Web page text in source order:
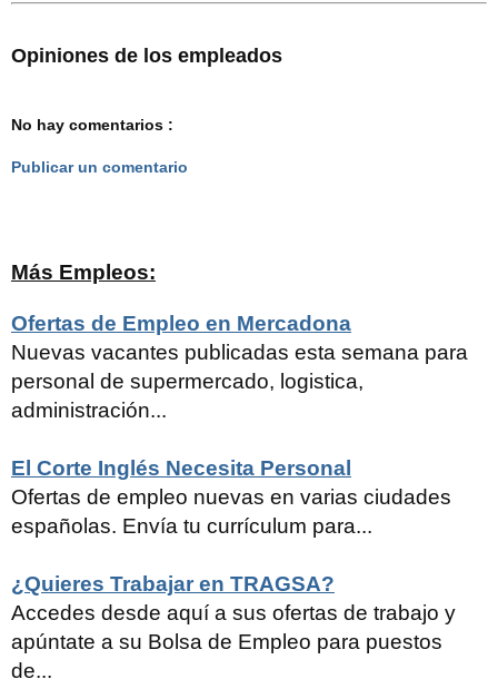
Opiniones de los empleados
No hay comentarios :
Publicar un comentario
Más Empleos:
Ofertas de Empleo en Mercadona
Nuevas vacantes publicadas esta semana para
personal de supermercado, logistica,
administración...
El Corte Inglés Necesita Personal
Ofertas de empleo nuevas en varias ciudades
españolas. Envía tu currículum para...
¿Quieres Trabajar en TRAGSA?
Accedes desde aquí a sus ofertas de trabajo y
apúntate a su Bolsa de Empleo para puestos
de...